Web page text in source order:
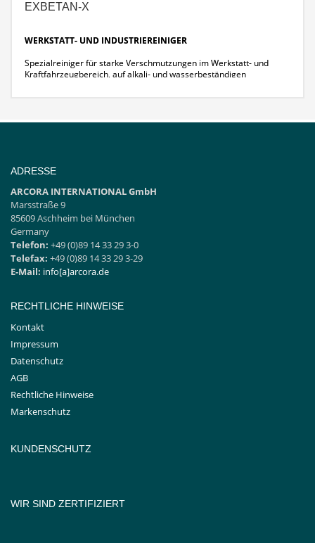
EXBETAN-X
WERKSTATT- UND INDUSTRIEREINIGER
Spezialreiniger für starke Verschmutzungen im Werkstatt- und
Kraftfahrzeugbereich, auf alkali- und wasserbeständigen
ADRESSE
ARCORA INTERNATIONAL GmbH
Marsstraße 9
85609 Aschheim bei München
Germany
Telefon: +49 (0)89 14 33 29 3-0
Telefax: +49 (0)89 14 33 29 3-29
E-Mail: info[a]arcora.de
RECHTLICHE HINWEISE
Kontakt
Impressum
Datenschutz
AGB
Rechtliche Hinweise
Markenschutz
KUNDENSCHUTZ
WIR SIND ZERTIFIZIERT